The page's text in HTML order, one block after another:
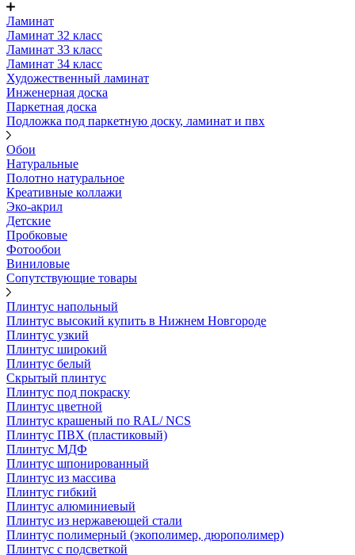
Ламинат
Ламинат 32 класс
Ламинат 33 класс
Ламинат 34 класс
Художественный ламинат
Инженерная доска
Паркетная доска
Подложка под паркетную доску, ламинат и пвх
Обои
Натуральные
Полотно натуральное
Креативные коллажи
Эко-акрил
Детские
Пробковые
Фотообои
Виниловые
Сопутствующие товары
Плинтус напольный
Плинтус высокий купить в Нижнем Новгороде
Плинтус узкий
Плинтус широкий
Плинтус белый
Скрытый плинтус
Плинтус под покраску
Плинтус цветной
Плинтус крашеный по RAL/ NCS
Плинтус ПВХ (пластиковый)
Плинтус МДФ
Плинтус шпонированный
Плинтус из массива
Плинтус гибкий
Плинтус алюминиевый
Плинтус из нержавеющей стали
Плинтус полимерный (экополимер, дюрополимер)
Плинтус с подсветкой